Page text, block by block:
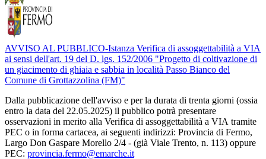
AVVISO AL PUBBLICO-Istanza Verifica di assoggettabilità a VIA
ai sensi dell'art. 19 del D. lgs. 152/2006 "Progetto di coltivazione di
un giacimento di ghiaia e sabbia in località Passo Bianco del
Comune di Grottazzolina (FM)"
Dalla pubblicazione dell'avviso e per la durata di trenta giorni (ossia
entro la data del 22.05.2025) il pubblico potrà presentare
osservazioni in merito alla Verifica di assoggettabilità a VIA tramite
PEC o in forma cartacea, ai seguenti indirizzi: Provincia di Fermo,
Largo Don Gaspare Morello 2/4 - (già Viale Trento, n. 113) oppure
PEC: provincia.fermo@emarche.it